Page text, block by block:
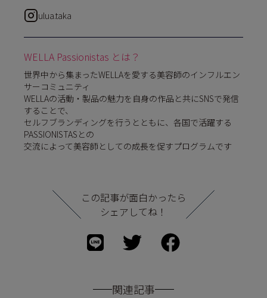
ulua.taka
WELLA Passionistas とは？
世界中から集まったWELLAを愛する美容師のインフルエン
サーコミュニティ
WELLAの活動・製品の魅力を自身の作品と共にSNSで発信
することで、
セルフブランディングを行うとともに、各国で活躍する
PASSIONISTASとの
交流によって美容師としての成長を促すプログラムです
この記事が面白かったら
シェアしてね！
関連記事